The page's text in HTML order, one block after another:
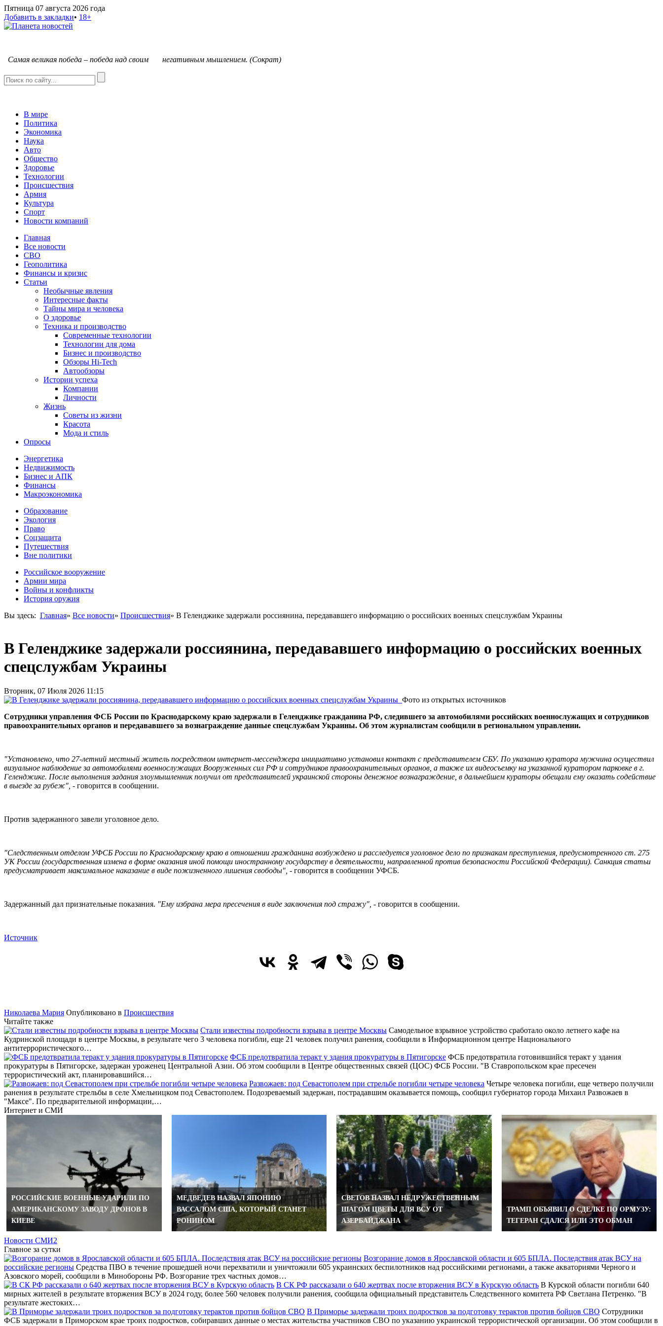
Пятница 07 августа 2026 года
Добавить в закладки• 18+
Самая великая победа – победа над своим негативным мышлением. (Сократ)
В мире
Политика
Экономика
Наука
Авто
Общество
Здоровье
Технологии
Происшествия
Армия
Культура
Спорт
Новости компаний
Главная
Все новости
СВО
Геополитика
Финансы и кризис
Статьи
Необычные явления
Интересные факты
Тайны мира и человека
О здоровье
Техника и производство
Современные технологии
Технологии для дома
Бизнес и производство
Обзоры Hi-Tech
Автообзоры
Истории успеха
Компании
Личности
Жизнь
Советы из жизни
Красота
Мода и стиль
Опросы
Энергетика
Недвижимость
Бизнес и АПК
Финансы
Макроэкономика
Образование
Экология
Право
Соцзащита
Путешествия
Вне политики
Российское вооружение
Армии мира
Войны и конфликты
История оружия
Вы здесь: Главная» Все новости» Происшествия» В Геленджике задержали россиянина, передававшего информацию о российских военных спецслужбам Украины
В Геленджике задержали россиянина, передававшего информацию о российских военных
спецслужбам Украины
Вторник, 07 Июля 2026 11:15
Фото из открытых источников
Сотрудники управления ФСБ России по Краснодарскому краю задержали в Геленджике гражданина РФ, следившего за автомобилями российских военнослужащих и сотрудников
правоохранительных органов и передававшего за вознаграждение данные спецслужбам Украины. Об этом журналистам сообщили в региональном управлении.
"Установлено, что 27-летний местный житель посредством интернет-мессенджера инициативно установил контакт с представителем СБУ. По указанию куратора мужчина осуществил
визуальное наблюдение за автомобилями военнослужащих Вооруженных сил РФ и сотрудников правоохранительных органов, а также их видеосъемку на указанной куратором парковке в г.
Геленджике. После выполнения задания злоумышленник получил от представителей украинской стороны денежное вознаграждение, в дальнейшем кураторы обещали ему оказать содействие
в выезде за рубеж", - говорится в сообщении.
Против задержанного завели уголовное дело.
"Следственным отделом УФСБ России по Краснодарскому краю в отношении гражданина возбуждено и расследуется уголовное дело по признакам преступления, предусмотренного ст. 275
УК России (государственная измена в форме оказания иной помощи иностранному государству в деятельности, направленной против безопасности Российской Федерации). Санкция статьи
предусматривает максимальное наказание в виде пожизненного лишения свободы", - говорится в сообщении УФСБ.
Задержанный дал признательные показания. "Ему избрана мера пресечения в виде заключения под стражу", - говорится в сообщении.
Источник
Николаева Мария Опубликовано в Происшествия
Читайте также
Стали известны подробности взрыва в центре Москвы Самодельное взрывное устройство сработало около летнего кафе на
Кудринской площади в центре Москвы, в результате чего 3 человека погибли, еще 21 человек получил ранения, сообщили в Информационном центре Национального
антитеррористического…
ФСБ предотвратила теракт у здания прокуратуры в Пятигорске ФСБ предотвратила готовившийся теракт у здания
прокуратуры в Пятигорске, задержан уроженец Центральной Азии. Об этом сообщили в Центре общественных связей (ЦОС) ФСБ России. "В Ставропольском крае пресечен
террористический акт, планировавшийся…
Развожаев: под Севастополем при стрельбе погибли четыре человека Четыре человека погибли, еще четверо получили
ранения в результате стрельбы в селе Хмельницком под Севастополем. Подозреваемый задержан, пострадавшим оказывается помощь, сообщил губернатор города Михаил Развожаев в
"Максе". По предварительной информации,…
Интернет и СМИ
РОССИЙСКИЕ ВОЕННЫЕ УДАРИЛИ ПО
АМЕРИКАНСКОМУ ЗАВОДУ ДРОНОВ В
КИЕВЕ
МЕДВЕДЕВ НАЗВАЛ ЯПОНИЮ
ВАССАЛОМ США, КОТОРЫЙ СТАНЕТ
РОНИНОМ
СВЕТОВ НАЗВАЛ НЕДРУЖЕСТВЕННЫМ
ШАГОМ ЦВЕТЫ ДЛЯ ВСУ ОТ
АЗЕРБАЙДЖАНА
ТРАМП ОБЪЯВИЛ О СДЕЛКЕ ПО ОРМУЗУ:
ТЕГЕРАН СДАЛСЯ ИЛИ ЭТО ОБМАН
Новости СМИ2
Главное за сутки
Возгорание домов в Ярославской области и 605 БПЛА. Последствия атак ВСУ на
российские регионы Средства ПВО в течение прошедшей ночи перехватили и уничтожили 605 украинских беспилотников над российскими регионами, а также акваториями Черного и
Азовского морей, сообщили в Минобороны РФ. Возгорание трех частных домов…
В СК РФ рассказали о 640 жертвах после вторжения ВСУ в Курскую область В Курской области погибли 640
мирных жителей в результате вторжения ВСУ в 2024 году, более 560 человек получили ранения, сообщила официальный представитель Следственного комитета РФ Светлана Петренко. "В
результате жестоких…
В Приморье задержали троих подростков за подготовку терактов против бойцов СВО Сотрудники
ФСБ задержали в Приморском крае троих подростков, собиравших данные о местах жительства участников СВО по указанию украинской террористической организации. Об этом сообщили в